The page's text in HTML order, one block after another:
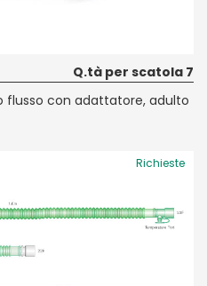
Q.tà per scatola 7
con adattatore, adulto
Richieste